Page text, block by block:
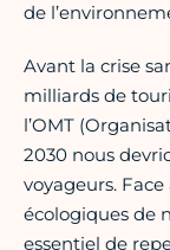
de
Avant la crise
milliards de
l’OMT
2030 nous
voyageurs.
écologiques de
essentiel de